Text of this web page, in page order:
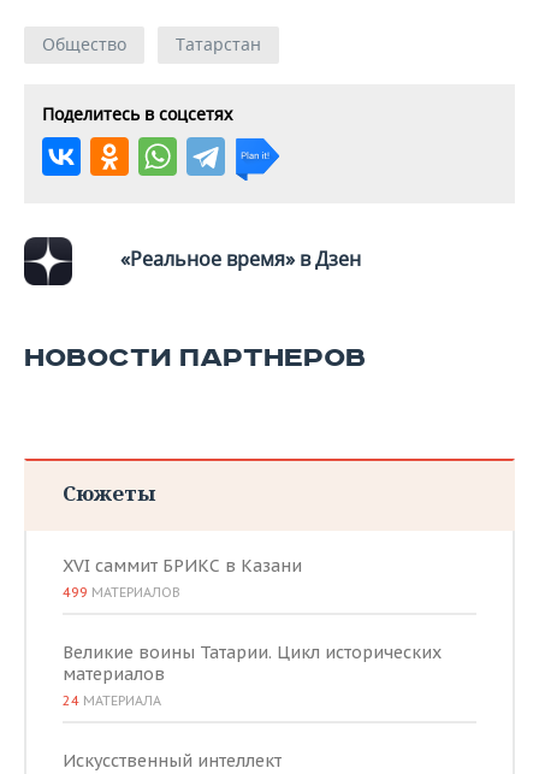
Общество Татарстан
Поделитесь в соцсетях
«Реальное время» в Дзен
НОВОСТИ ПАРТНЕРОВ
Сюжеты
XVI саммит БРИКС в Казани
499 МАТЕРИАЛОВ
Великие воины Татарии. Цикл исторических
материалов
24 МАТЕРИАЛА
Искусственный интеллект